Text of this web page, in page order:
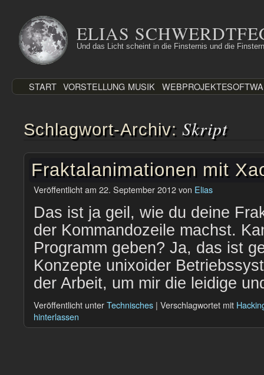
Inhalt
springen
ELIAS
Und das Licht scheint in die Finsternis und die
START VORSTELLUNG MUSIK WEBPROJEKTE
Schlagwort-Archiv: Skript
Fraktalanimationen mit
Veröffentlicht am 22. September 2012von Elias
Das ist ja geil, wie du deine
der Kommandozeile machst.
Programm geben? Ja, das ist
Konzepte unixoider
der Arbeit, um mir die leidige
Veröffentlicht unterTechnisches | Verschlagwortet mit
hinterlassen